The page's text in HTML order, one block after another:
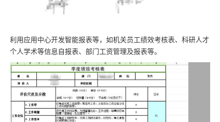
利用应用中心开发智能报表等，如机关员工绩效考核表、科研人才
个人学术等信息自报表、部门工资管理及报表等。